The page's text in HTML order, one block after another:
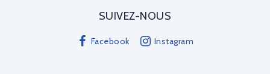
SUIVEZ-NOUS
Facebook Instagram